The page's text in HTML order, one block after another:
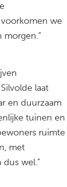
we
Silvolde laat
en duurzaam
tuinen en
ruimte
met
wel.”